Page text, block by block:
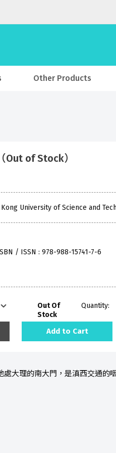
Other Products
Out of Stock）
University of Science and
/ ISSN : 978-988-15741-7-6
Out Of
Stock
Quantity:
Add to Cart
大理的南大門，是滇西交通